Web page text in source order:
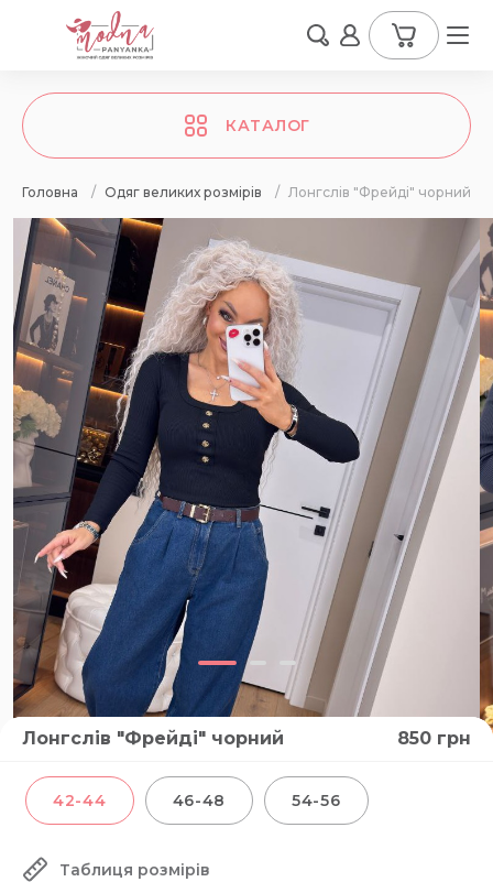
КАТАЛОГ
Головна / Одяг великих розмірів / Лонгслів "Фрейді" чорний
Лонгслів "Фрейді" чорний 850 грн
42-44 46-48 54-56
Таблиця розмірів